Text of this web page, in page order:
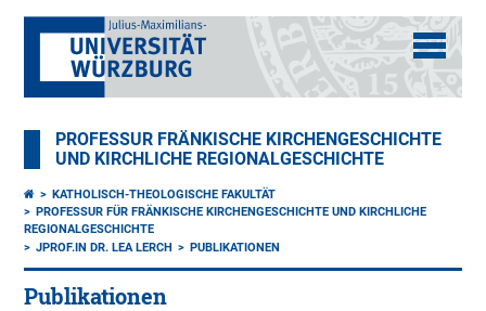
PROFESSUR FRÄNKISCHE KIRCHENGESCHICHTE
UND KIRCHLICHE REGIONALGESCHICHTE
KATHOLISCH-THEOLOGISCHE FAKULTÄT
PROFESSUR FÜR FRÄNKISCHE KIRCHENGESCHICHTE UND KIRCHLICHE
REGIONALGESCHICHTE
JPROF.IN DR. LEA LERCH
PUBLIKATIONEN
Publikationen